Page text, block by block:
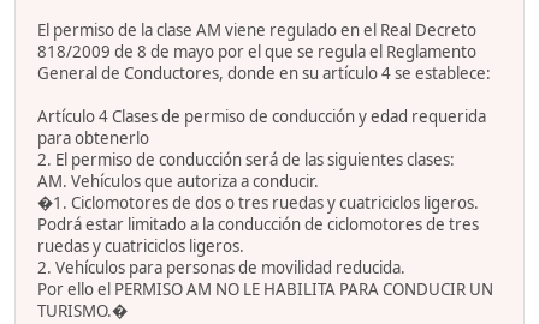
El permiso de la clase AM viene regulado en el Real Decreto
818/2009 de 8 de mayo por el que se regula el Reglamento
General de Conductores, donde en su artículo 4 se establece:
Artículo 4 Clases de permiso de conducción y edad requerida
para obtenerlo
2. El permiso de conducción será de las siguientes clases:
AM. Vehículos que autoriza a conducir.
�1. Ciclomotores de dos o tres ruedas y cuatriciclos ligeros.
Podrá estar limitado a la conducción de ciclomotores de tres
ruedas y cuatriciclos ligeros.
2. Vehículos para personas de movilidad reducida.
Por ello el PERMISO AM NO LE HABILITA PARA CONDUCIR UN
TURISMO.�